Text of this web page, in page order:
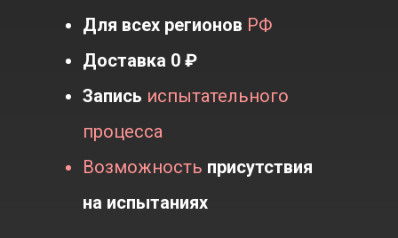
Для всех регионов РФ
Доставка 0 ₽
Запись испытательного
процесса
Возможность присутствия
на испытаниях